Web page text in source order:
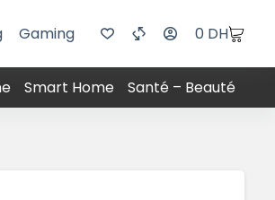
Gaming 0 DH
Smart Home Santé – Beauté